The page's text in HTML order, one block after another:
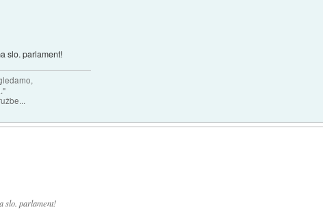
slo. parlament!
slo. parlament!